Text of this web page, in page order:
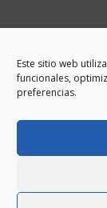
Este sitio web
funcionales,
preferencias.